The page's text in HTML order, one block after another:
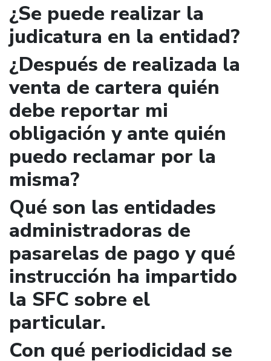
¿Se puede realizar la
judicatura en la entidad?
¿Después de realizada la
venta de cartera quién
debe reportar mi
obligación y ante quién
puedo reclamar por la
misma?
Qué son las entidades
administradoras de
pasarelas de pago y qué
instrucción ha impartido
la SFC sobre el
particular.
Con qué periodicidad se